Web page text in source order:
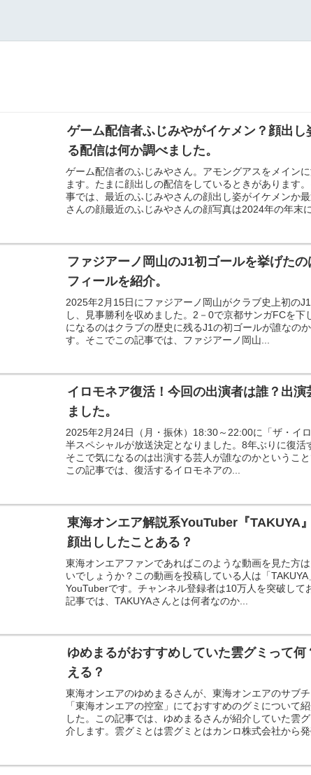
ゲーム配信者ふじみやがイケメン？顔出し
る配信は何か調べました。
ゲーム配信者のふじみやさん。アモングアスをメイン
ます。たまに顔出しの配信をしているときがあります
事では、最近のふじみやさんの顔出し姿がイケメンか
さんの顔最近のふじみやさんの顔写真は2024年の年末
ファジアーノ岡山のJ1初ゴールを挙げたの
フィールを紹介。
2025年2月15日にファジアーノ岡山がクラブ史上初の
し、見事勝利を収めました。2－0で京都サンガFCを下
になるのはクラブの歴史に残るJ1の初ゴールが誰なの
す。そこでこの記事では、ファジアーノ岡山...
イロモネア復活！今回の出演者は誰？出演
ました。
2025年2月24日（月・振休）18:30～22:00に「ザ・イ
半スペシャルが放送決定となりました。8年ぶりに復活
そこで気になるのは出演する芸人が誰なのかというこ
この記事では、復活するイロモネアの...
東海オンエア解説系YouTuber『TAKUYA
顔出ししたことある？
東海オンエアファンであればこのような動画を見た方
いでしょうか？この動画を投稿している人は「TAKUYA
YouTuberです。チャンネル登録者は10万人を突破して
記事では、TAKUYAさんとは何者なのか...
ゆめまるがおすすめしていた雲グミって何
える？
東海オンエアのゆめまるさんが、東海オンエアのサブチ
「東海オンエアの控室」にておすすめのグミについて
した。この記事では、ゆめまるさんが紹介していた雲
介します。雲グミとは雲グミとはカンロ株式会社から